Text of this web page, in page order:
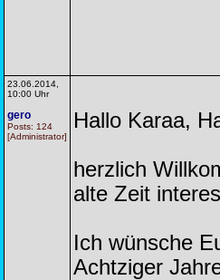
23.06.2014,
10:00 Uhr
gero
Posts: 124
[Administrator]
Hallo Karaa,
herzlich
alte Zeit
Ich wünsche
Achtziger